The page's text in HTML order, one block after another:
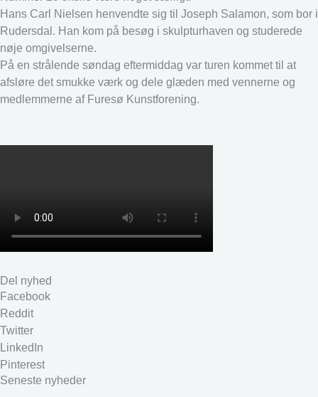
Hans Carl Nielsen henvendte sig til Joseph Salamon, som bor i
Rudersdal. Han kom på besøg i skulpturhaven og studerede
nøje omgivelserne.
På en strålende søndag eftermiddag var turen kommet til at
afsløre det smukke værk og dele glæden med vennerne og
medlemmerne af Furesø Kunstforening.
Del nyhed
Facebook
Reddit
Twitter
LinkedIn
Pinterest
Seneste nyheder